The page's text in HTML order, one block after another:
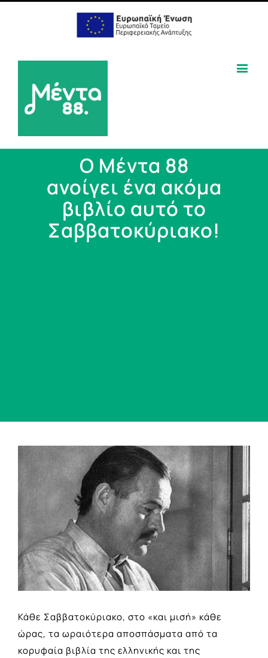
O Mέντα 88
ανοίγει ένα ακόμα
βιβλίο αυτό το
Σαββατοκύριακο!
View
Larger
Image
Κάθε Σαββατοκύριακο, στο «και μισή» κάθε
ώρας, τα ωραιότερα αποσπάσματα από τα
κορυφαία βιβλία της ελληνικής και της